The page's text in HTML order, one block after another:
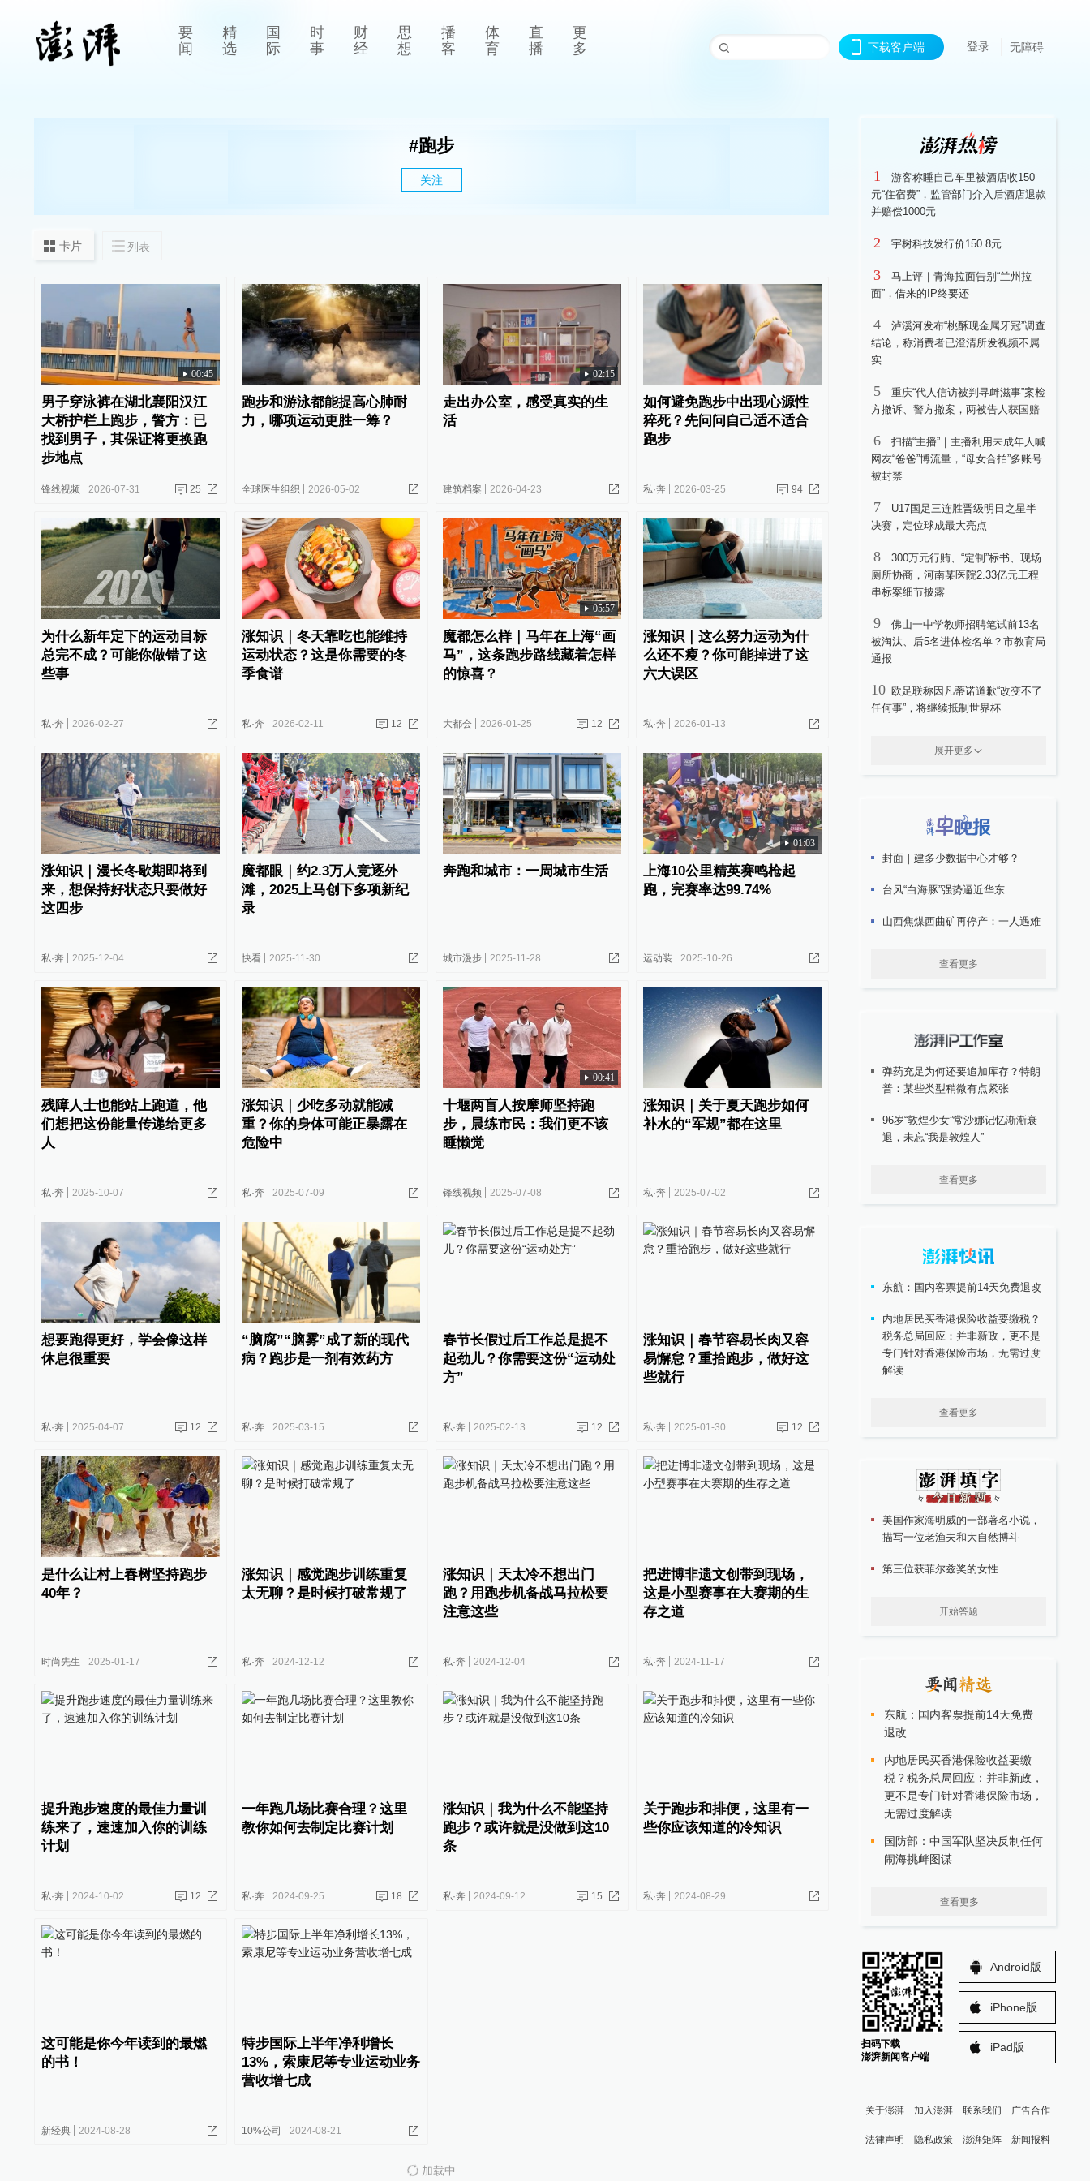
要
闻
精
选
国
际
时
事
财
经
思
想
播
客
体
育
直
播
更
多
下载客户端 登录 无障碍
#跑步
关注
卡片 列表
00:45
男子穿泳裤在湖北襄阳汉江
大桥护栏上跑步，警方：已
找到男子，其保证将更换跑
步地点
锋线视频 2026-07-31 25
跑步和游泳都能提高心肺耐
力，哪项运动更胜一筹？
全球医生组织 2026-05-02
02:15
走出办公室，感受真实的生
活
建筑档案 2026-04-23
如何避免跑步中出现心源性
猝死？先问问自己适不适合
跑步
私·奔 2026-03-25 94
为什么新年定下的运动目标
总完不成？可能你做错了这
些事
私·奔 2026-02-27
涨知识｜冬天靠吃也能维持
运动状态？这是你需要的冬
季食谱
私·奔 2026-02-11 12
05:57
魔都怎么样｜马年在上海“画
马”，这条跑步路线藏着怎样
的惊喜？
大都会 2026-01-25 12
涨知识｜这么努力运动为什
么还不瘦？你可能掉进了这
六大误区
私·奔 2026-01-13
涨知识｜漫长冬歇期即将到
来，想保持好状态只要做好
这四步
私·奔 2025-12-04
魔都眼｜约2.3万人竞逐外
滩，2025上马创下多项新纪
录
快看 2025-11-30
奔跑和城市：一周城市生活
城市漫步 2025-11-28
01:03
上海10公里精英赛鸣枪起
跑，完赛率达99.74%
运动装 2025-10-26
残障人士也能站上跑道，他
们想把这份能量传递给更多
人
私·奔 2025-10-07
涨知识｜少吃多动就能减
重？你的身体可能正暴露在
危险中
私·奔 2025-07-09
00:41
十堰两盲人按摩师坚持跑
步，晨练市民：我们更不该
睡懒觉
锋线视频 2025-07-08
涨知识｜关于夏天跑步如何
补水的“军规”都在这里
私·奔 2025-07-02
想要跑得更好，学会像这样
休息很重要
私·奔 2025-04-07 12
“脑腐”“脑雾”成了新的现代
病？跑步是一剂有效药方
私·奔 2025-03-15
春节长假过后工作总是提不
起劲儿？你需要这份“运动处
方”
私·奔 2025-02-13 12
涨知识｜春节容易长肉又容
易懈怠？重拾跑步，做好这
些就行
私·奔 2025-01-30 12
是什么让村上春树坚持跑步
40年？
时尚先生 2025-01-17
涨知识｜感觉跑步训练重复
太无聊？是时候打破常规了
私·奔 2024-12-12
涨知识｜天太冷不想出门
跑？用跑步机备战马拉松要
注意这些
私·奔 2024-12-04
把进博非遗文创带到现场，
这是小型赛事在大赛期的生
存之道
私·奔 2024-11-17
提升跑步速度的最佳力量训
练来了，速速加入你的训练
计划
私·奔 2024-10-02 12
一年跑几场比赛合理？这里
教你如何去制定比赛计划
私·奔 2024-09-25 18
涨知识｜我为什么不能坚持
跑步？或许就是没做到这10
条
私·奔 2024-09-12 15
关于跑步和排便，这里有一
些你应该知道的冷知识
私·奔 2024-08-29
这可能是你今年读到的最燃
的书！
新经典 2024-08-28
特步国际上半年净利增长
13%，索康尼等专业运动业务
营收增七成
10%公司 2024-08-21
加载中
1
游客称睡自己车里被酒店收150
元“住宿费”，监管部门介入后酒店退款
并赔偿1000元
2 宇树科技发行价150.8元
3
马上评｜青海拉面告别“兰州拉
面”，借来的IP终要还
4
泸溪河发布“桃酥现金属牙冠”调查
结论，称消费者已澄清所发视频不属
实
5
重庆“代人信访被判寻衅滋事”案检
方撤诉、警方撤案，两被告人获国赔
6
扫描“主播”｜主播利用未成年人喊
网友“爸爸”博流量，“母女合拍”多账号
被封禁
7
U17国足三连胜晋级明日之星半
决赛，定位球成最大亮点
8
300万元行贿、“定制”标书、现场
厕所协商，河南某医院2.33亿元工程
串标案细节披露
9
佛山一中学教师招聘笔试前13名
被淘汰、后5名进体检名单？市教育局
通报
10 欧足联称因凡蒂诺道歉“改变不了
任何事”，将继续抵制世界杯
展开更多
封面｜建多少数据中心才够？
台风“白海豚”强势逼近华东
山西焦煤西曲矿再停产：一人遇难
查看更多
弹药充足为何还要追加库存？特朗
普：某些类型稍微有点紧张
96岁“敦煌少女”常沙娜记忆渐渐衰
退，未忘“我是敦煌人”
查看更多
东航：国内客票提前14天免费退改
内地居民买香港保险收益要缴税？
税务总局回应：并非新政，更不是
专门针对香港保险市场，无需过度
解读
查看更多
美国作家海明威的一部著名小说，
描写一位老渔夫和大自然搏斗
第三位获菲尔兹奖的女性
开始答题
东航：国内客票提前14天免费
退改
内地居民买香港保险收益要缴
税？税务总局回应：并非新政，
更不是专门针对香港保险市场，
无需过度解读
国防部：中国军队坚决反制任何
闹海挑衅图谋
查看更多
扫码下载
澎湃新闻客户端
Android版
iPhone版
iPad版
关于澎湃 加入澎湃 联系我们 广告合作
法律声明 隐私政策 澎湃矩阵 新闻报料